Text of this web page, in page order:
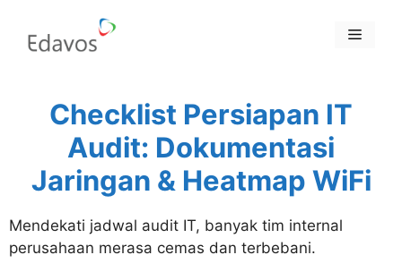
content
Menu
Checklist Persiapan IT
Audit: Dokumentasi
Jaringan & Heatmap WiFi
Mendekati jadwal audit IT, banyak tim internal
perusahaan merasa cemas dan terbebani.